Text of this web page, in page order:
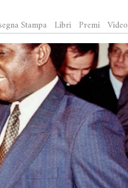
Stampa Libri Premi Video